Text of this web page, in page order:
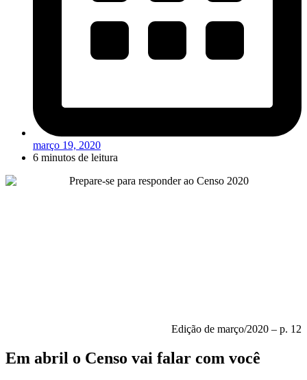
março 19, 2020
6 minutos de leitura
Edição de março/2020 – p. 12
Em abril o Censo vai falar com você